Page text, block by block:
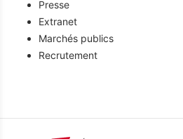
Presse
Extranet
Marchés publics
Recrutement